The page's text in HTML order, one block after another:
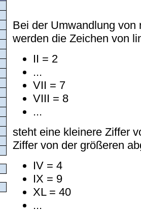
Bei der Umwandlung von
werden die Zeichen von
II = 2
...
VII = 7
VIII = 8
...
steht eine kleinere Ziffer
Ziffer von der größeren
IV = 4
IX = 9
XL = 40
...